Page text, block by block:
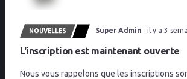
NOUVELLES Super Admin il y a 3
L'inscription est maintenant ouverte
Nous vous rappelons que les inscriptions